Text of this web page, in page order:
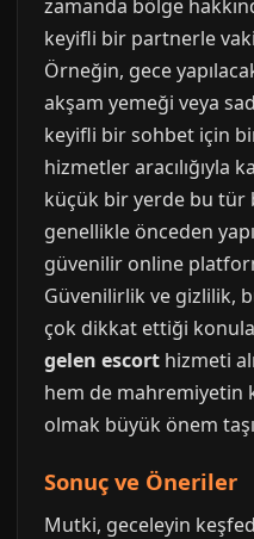
zamanda bölge
keyifli bir partnerle
Örneğin, gece
akşam yemeği veya
keyifli bir sohbet için
hizmetler aracılığıyla
küçük bir yerde bu tür
genellikle önceden
güvenilir online
Güvenilirlik ve gizlilik,
çok dikkat ettiği
gelen escort hizmeti
hem de mahremiyetin
olmak büyük önem
Sonuç ve Öneriler
Mutki, geceleyin